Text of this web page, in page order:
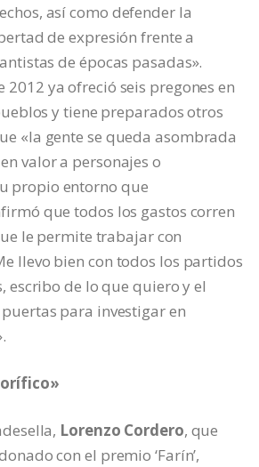
así como defender la
de expresión frente a
de épocas pasadas».
2012 ya ofreció seis pregones en
y tiene preparados otros
«la gente se queda asombrada
valor a personajes o
propio entorno que
que todos los gastos corren
le permite trabajar con
llevo bien con todos los partidos
escribo de lo que quiero y el
para investigar en
Lorenzo Cordero, que
con el premio ‘Farín’,